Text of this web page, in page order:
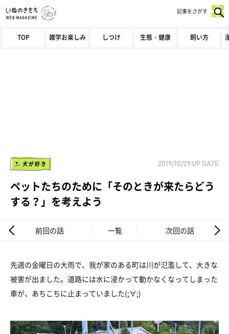
TOP 雑学お楽しみ しつけ 生態・健康 飼い方
記事をさがす
犬が好き 2019/10/29 UP DATE
ペットたちのために「そのときが来たらどう
する？」を考えよう
前回の話 一覧 次回の話
先週の金曜日の大雨で、我が家のある町は川が氾濫して、大きな
被害が出ました。道路には水に浸かって動かなくなってしまった
車が、あちこちに止まっていました(;∀;)